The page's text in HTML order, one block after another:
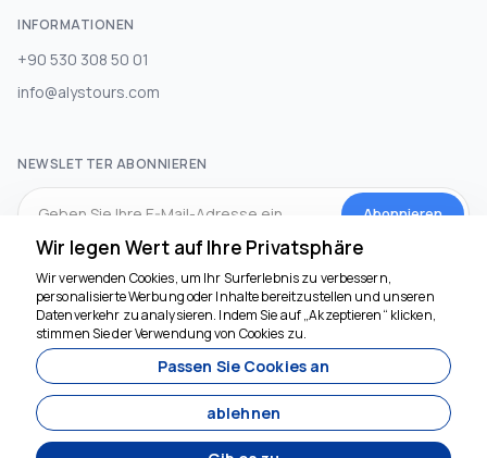
INFORMATIONEN
+90 530 308 50 01
info@alystours.com
NEWSLETTER ABONNIEREN
Abonnieren
SOZIALEN MEDIEN
Wir legen Wert auf Ihre Privatsphäre
Wir verwenden Cookies, um Ihr Surferlebnis zu verbessern,
personalisierte Werbung oder Inhalte bereitzustellen und unseren
Datenverkehr zu analysieren. Indem Sie auf „Akzeptieren“ klicken,
stimmen Sie der Verwendung von Cookies zu.
Passen Sie Cookies an
ablehnen
Wir sind für Sie da